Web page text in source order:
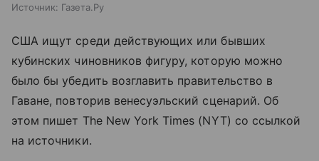
Источник: Газета.Ру
США ищут среди действующих или бывших
кубинских чиновников фигуру, которую можно
было бы убедить возглавить правительство в
Гаване, повторив венесуэльский сценарий. Об
этом пишет The New York Times (NYT) со ссылкой
на источники.